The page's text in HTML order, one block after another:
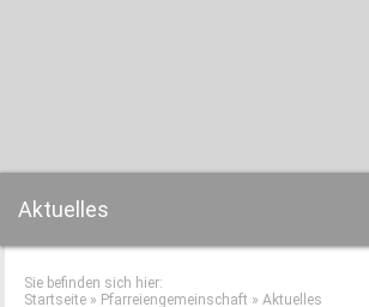
Aktuelles
Sie befinden sich hier:
Startseite » Pfarreiengemeinschaft »Aktuelles